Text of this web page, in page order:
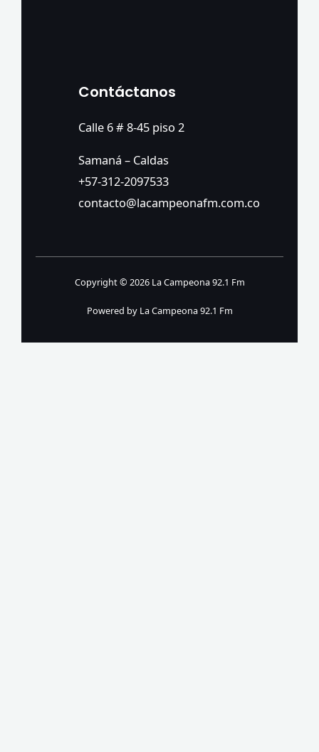
Contáctanos
Calle 6 # 8-45 piso 2
Samaná – Caldas
+57-312-2097533
contacto@lacampeonafm.com.co
Copyright © 2026 La Campeona 92.1 Fm
Powered by La Campeona 92.1 Fm